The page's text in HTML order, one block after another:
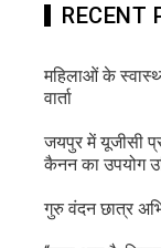
RECENT
महिलाओं के
वार्ता
जयपुर में यूजीसी
कैनन का उपयोग
गुरु वंदन छात्र